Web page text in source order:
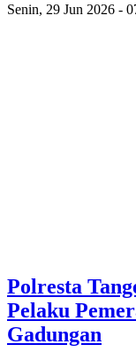
Senin, 29 Jun 2026 -
Polresta
Pelaku
Gadungan